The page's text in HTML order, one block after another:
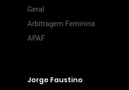
Geral
Arbitragem Feminina
APAF
Jorge Faustino